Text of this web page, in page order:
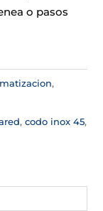
o pasos
,
,codo inox 45,